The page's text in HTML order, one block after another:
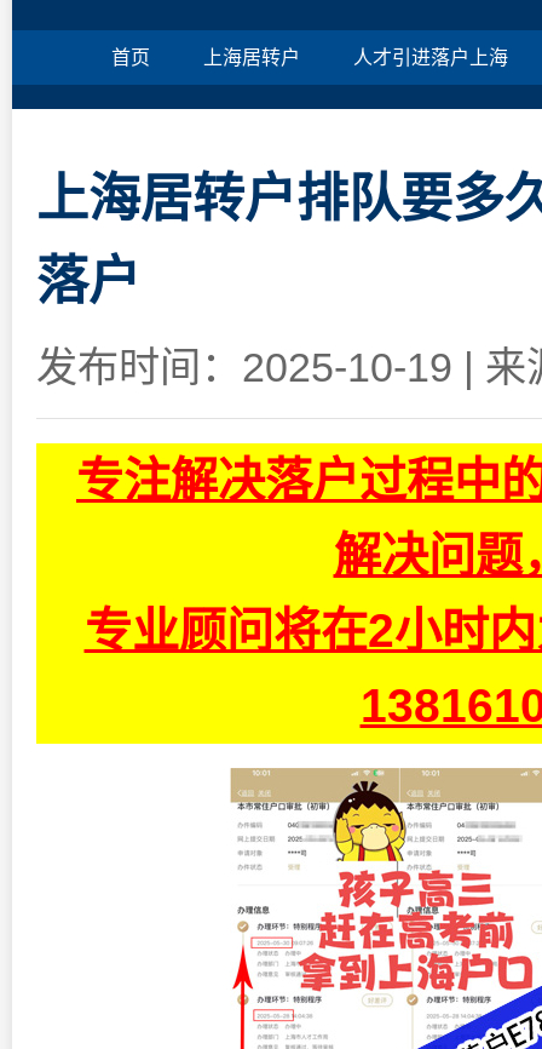
首页 上海居转户 人才引进落户上海
上海居转户排队要多
落户
发布时间：2025-10-19 | 来
专注解决落户过程中
解决问题
专业顾问将在2小时